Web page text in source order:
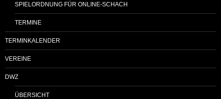
SPIELORDNUNG FÜR ONLINE-SCHACH
TERMINE
TERMINKALENDER
VEREINE
DWZ
ÜBERSICHT